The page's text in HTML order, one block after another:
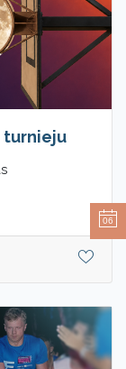
turnieju
06